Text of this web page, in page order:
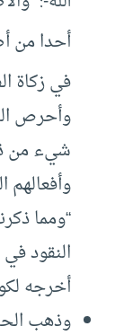
أحدا من
في زكاة
وأحرص
شيء من
وأفعالهم
“ومما
النقود
أخرجه